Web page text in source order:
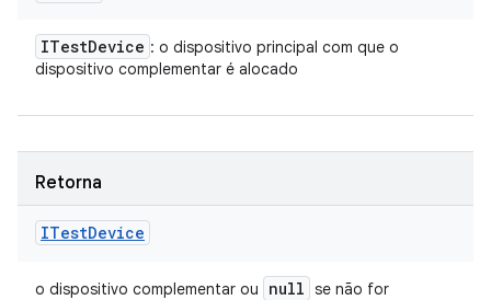
ITestDevice : o dispositivo principal com que o
dispositivo complementar é alocado
Retorna
ITestDevice
o dispositivo complementar ou null se não for